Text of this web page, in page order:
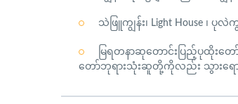
သဲဖြူကျွန်း၊ Light House ၊ ပု
မြရတနာဆုတောင်းပြည့်ပုထိုးတ
တော်ဘုရားသုံးဆူတို့ကိုလည်း သွားရော